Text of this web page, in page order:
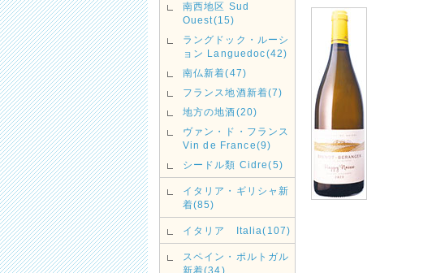
南西地区 Sud
Ouest(15)
ラングドック・ルーシ
ョン Languedoc(42)
南仏新着(47)
フランス地酒新着(7)
地方の地酒(20)
ヴァン・ド・フランス
Vin de France(9)
シードル類 Cidre(5)
イタリア・ギリシャ新
着(85)
イタリア Italia(107)
スペイン・ポルトガル
新着(34)